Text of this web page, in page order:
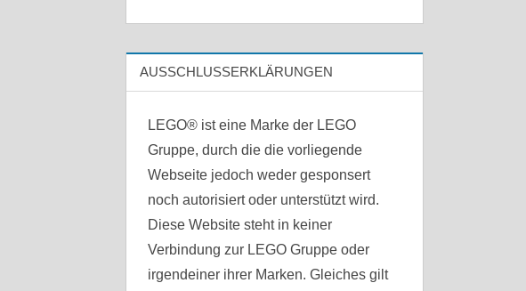
AUSSCHLUSSERKLÄRUNGEN
LEGO® ist eine Marke der LEGO
Gruppe, durch die die vorliegende
Webseite jedoch weder gesponsert
noch autorisiert oder unterstützt wird.
Diese Website steht in keiner
Verbindung zur LEGO Gruppe oder
irgendeiner ihrer Marken. Gleiches gilt